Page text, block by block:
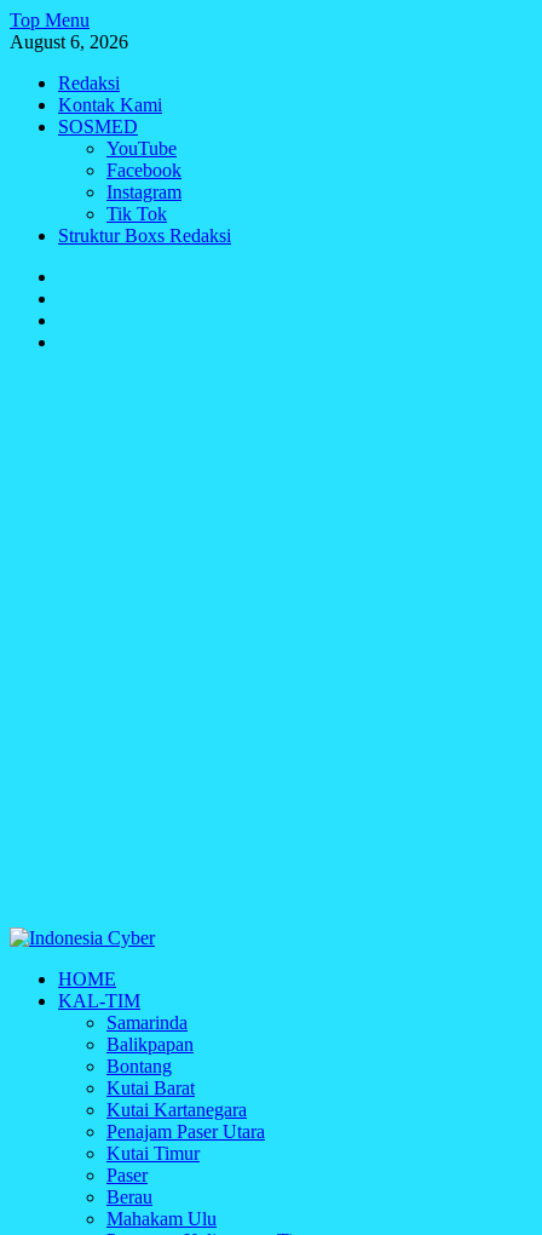
Skip
to
Top Menu
August 6, 2026
Redaksi
Kontak Kami
SOSMED
YouTube
Facebook
Instagram
Tik Tok
Struktur Boxs Redaksi
Indonesia Cyber
Media Cetak, Online & Streaming
HOME
KAL-TIM
Samarinda
Balikpapan
Bontang
Kutai Barat
Kutai Kartanegara
Penajam Paser Utara
Kutai Timur
Paser
Berau
Mahakam Ulu